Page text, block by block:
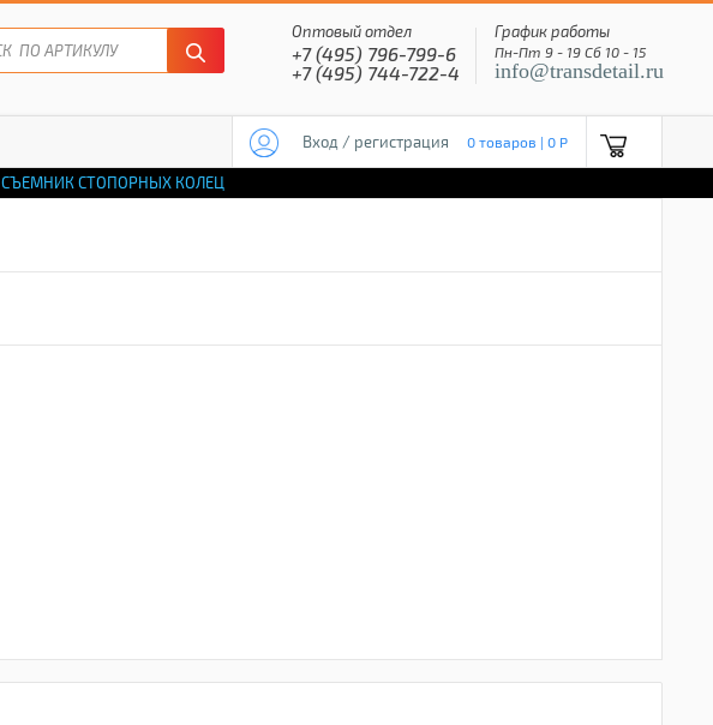
Оптовый отдел
+7 (495) 796-799-6
+7 (495) 744-722-4
График работы
Пн-Пт 9 - 19 Сб 10 - 15
info@transdetail.ru
Вход / регистрация 0 товаров | 0 P
СЪЕМНИК СТОПОРНЫХ КОЛЕЦ